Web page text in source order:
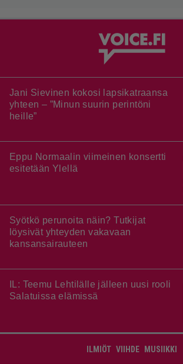
Jani Sievinen kokosi lapsikatraansa
yhteen – ”Minun suurin perintöni
heille”
Eppu Normaalin viimeinen konsertti
esitetään Ylellä
Syötkö perunoita näin? Tutkijat
löysivät yhteyden vakavaan
kansansairauteen
IL: Teemu Lehtilälle jälleen uusi rooli
Salatuissa elämissä
ILMIÖT VIIHDE MUSIIKKI